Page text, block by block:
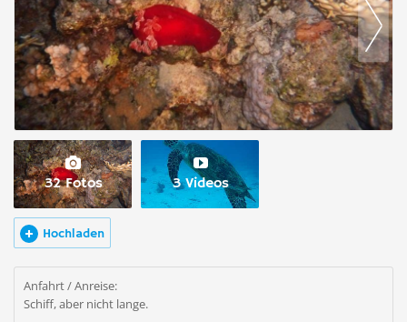
32 Fotos 3 Videos
Hochladen
Anfahrt / Anreise:
Schiff, aber nicht lange.